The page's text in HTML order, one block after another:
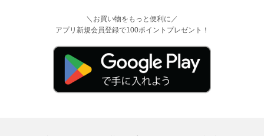
＼お買い物をもっと便利に／
アプリ新規会員登録で100ポイントプレゼント！